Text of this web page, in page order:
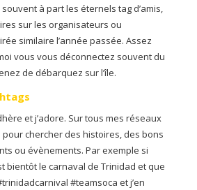
à part les éternels tag d’amis,
sur les organisateurs ou
similaire l’année passée. Assez
vous vous déconnectez souvent du
de débarquez sur l’île.
et j’adore. Sur tous mes réseaux
pour chercher des histoires, des bons
ou évènements. Par exemple si
bientôt le carnaval de Trinidad et que
#teamsoca et j’en